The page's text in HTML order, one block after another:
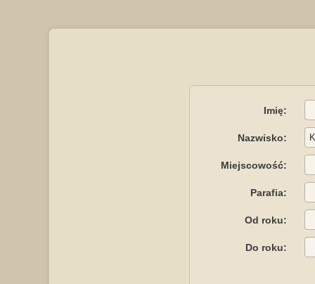
Imię:
Nazwisko:
Miejscowość:
Parafia:
Od roku:
Do roku: